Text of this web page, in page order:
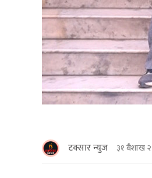
टक्सार न्युज ३१ बैशाख